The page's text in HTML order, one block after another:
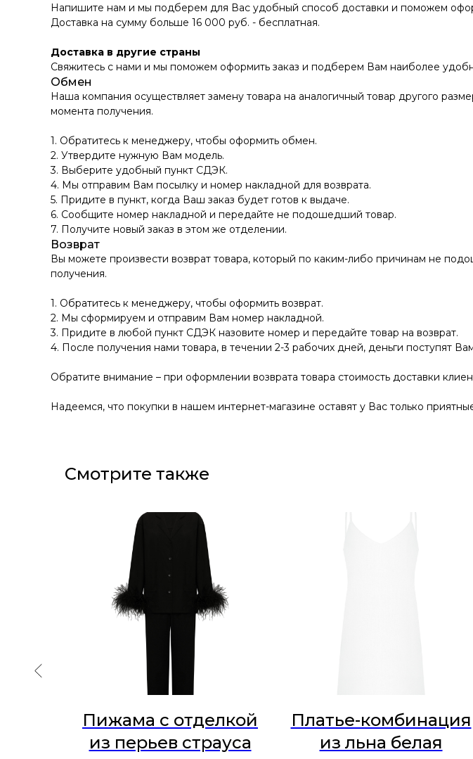
Напишите нам и мы подберем для Вас удобный способ доставки и поможем
Доставка на сумму больше 16 000 руб. - бесплатная.
Доставка в другие страны
Свяжитесь с нами и мы поможем оформить заказ и подберем Вам наиболее
Обмен
Наша компания осуществляет замену товара на аналогичный товар другого
момента получения.
1. Обратитесь к менеджеру, чтобы оформить обмен.
2. Утвердите нужную Вам модель.
3. Выберите удобный пункт СДЭК.
4. Мы отправим Вам посылку и номер накладной для возврата.
5. Придите в пункт, когда Ваш заказ будет готов к выдаче.
6. Сообщите номер накладной и передайте не подошедший товар.
7. Получите новый заказ в этом же отделении.
Возврат
Вы можете произвести возврат товара, который по каким-либо причинам не
получения.
1. Обратитесь к менеджеру, чтобы оформить возврат.
2. Мы сформируем и отправим Вам номер накладной.
3. Придите в любой пункт СДЭК назовите номер и передайте товар на возврат.
4. После получения нами товара, в течении 2-3 рабочих дней, деньги поступят
Обратите внимание – при оформлении возврата товара стоимость доставки
Надеемся, что покупки в нашем интернет-магазине оставят у Вас только
Смотрите также
Пижама с отделкой
из перьев страуса
Платье-комбинация
из льна белая